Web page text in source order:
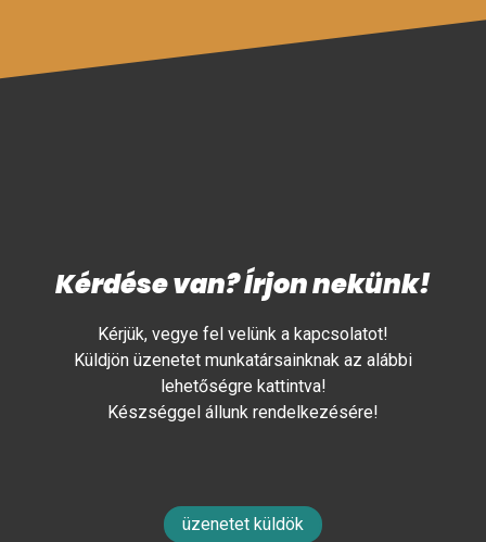
Kérdése van? Írjon nekünk!
Kérjük, vegye fel velünk a kapcsolatot!
Küldjön üzenetet munkatársainknak az alábbi
lehetőségre kattintva!
Készséggel állunk rendelkezésére!
üzenetet küldök